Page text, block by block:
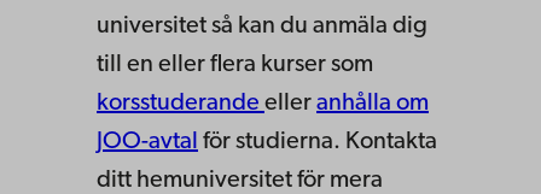
universitet så kan du anmäla dig
till en eller flera kurser som
korsstuderande eller anhålla om
JOO-avtal för studierna. Kontakta
ditt hemuniversitet för mera